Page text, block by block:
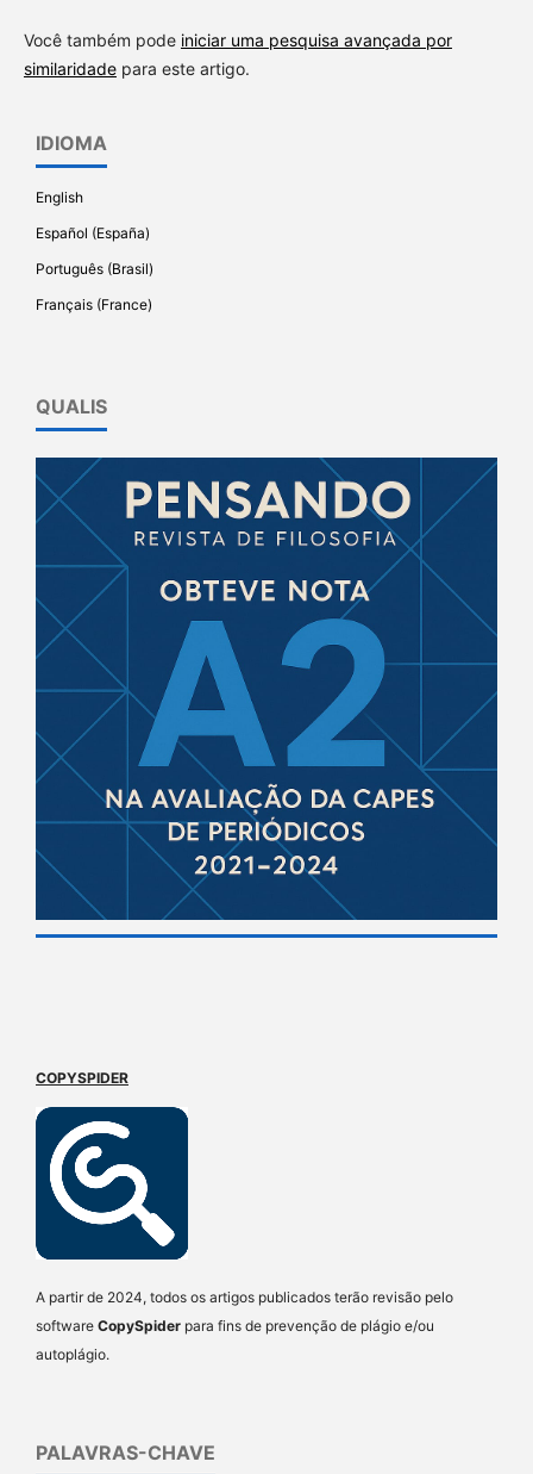
Você também pode iniciar uma pesquisa avançada por
similaridadepara este artigo.
IDIOMA
English
Español (España)
Português (Brasil)
Français (France)
QUALIS
COPYSPIDER
A partir de 2024, todos os artigos publicados terão revisão pelo
software CopySpider para fins de prevenção de plágio e/ou
autoplágio.
PALAVRAS-CHAVE